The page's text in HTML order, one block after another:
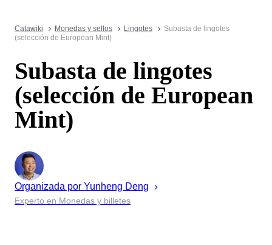
Catawiki Monedas y sellos Lingotes
Subasta de lingotes
(selección de European Mint)
Subasta de lingotes
(selección de European
Mint)
Organizada por Yunheng Deng
Experto en Monedas y billetes